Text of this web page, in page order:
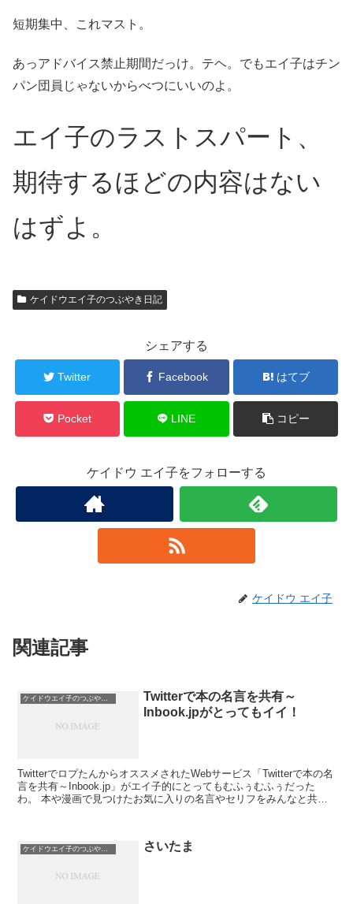
短期集中、これマスト。
あっアドバイス禁止期間だっけ。テヘ。でもエイ子はチン
パン団員じゃないからべつにいいのよ。
エイ子のラストスパート、
期待するほどの内容はない
はずよ。
ケイドウエイ子のつぶやき日記
シェアする
Twitter Facebook はてブ
Pocket LINE コピー
ケイドウ エイ子をフォローする
ケイドウ エイ子
関連記事
ケイドウエイ子のつぶやき日記
Twitterで本の名言を共有～
Inbook.jpがとってもイイ！
TwitterでロプたんからオススメされたWebサービス「Twitterで本の名
言を共有～Inbook.jp」がエイ子的にとってもむふぅむふぅだった
わ。 本や漫画で見つけたお気に入りの名言やセリフをみんなと共有
ケイドウエイ子のつぶやき日記 さいたま